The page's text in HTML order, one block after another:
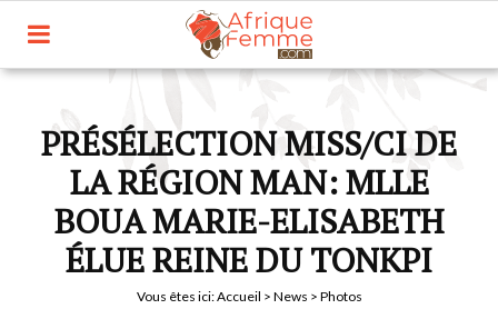
PRÉSÉLECTION MISS/CI DE
LA RÉGION MAN: MLLE
BOUA MARIE-ELISABETH
ÉLUE REINE DU TONKPI
Vous êtes ici:Accueil > News > Photos